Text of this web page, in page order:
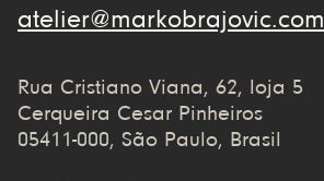
atelier@markobrajovic.com
Rua Cristiano Viana, 62, loja 5
Cerqueira Cesar Pinheiros
05411-000, São Paulo, Brasil